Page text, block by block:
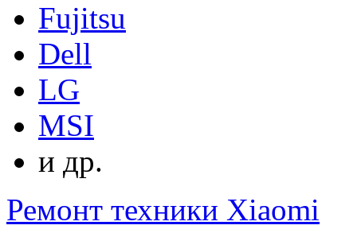
Fujitsu
Dell
LG
MSI
и др.
Ремонт техники Xiaomi